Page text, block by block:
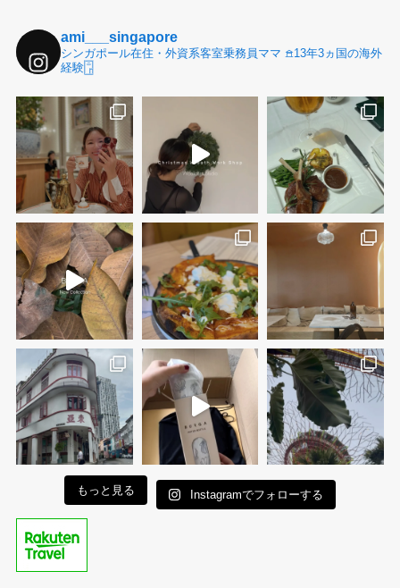
ami___singapore
シンガポール在住・外資系客室乗務員ママ 𖠿13年3ヵ国の海外
経験𓉞
もっと見る Instagramでフォローする